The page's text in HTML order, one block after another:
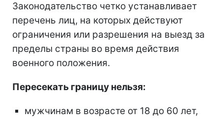
Законодательство четко устанавливает
перечень лиц, на которых действуют
ограничения или разрешения на выезд за
пределы страны во время действия
военного положения.
Пересекать границу нельзя:
мужчинам в возрасте от 18 до 60 лет,